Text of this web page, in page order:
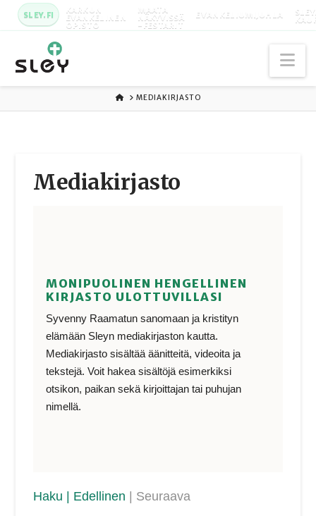
SLEY.FI KARKUN
EVANKELINEN
OPISTO
MAATA
NÄKYVISSÄ
-FESTARIT
EVANKELIUMIJUHLA
ETUSIVU
MEDIAKIRJASTO
Media­kirjasto
MONIPUOLINEN HENGELLINEN
KIRJASTO ULOTTUVILLASI
Syvenny Raamatun sanomaan ja kristityn
elämään Sleyn mediakirjaston kautta.
Mediakirjasto sisältää äänitteitä, videoita ja
tekstejä. Voit hakea sisältöjä esimerkiksi
otsikon, paikan sekä kirjoittajan tai puhujan
nimellä.
Haku | Edellinen | Seuraava